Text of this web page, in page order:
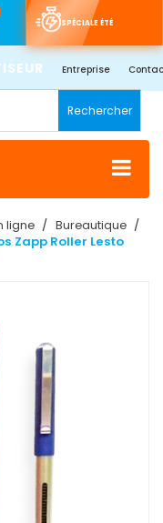
SPÉCIALE ÉTÉ
Entreprise
Rechercher
ligne
Bureautique
Zapp Roller Lesto